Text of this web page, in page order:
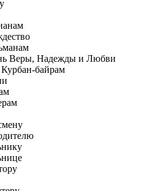
Веры, Надежды и Любви
байрам